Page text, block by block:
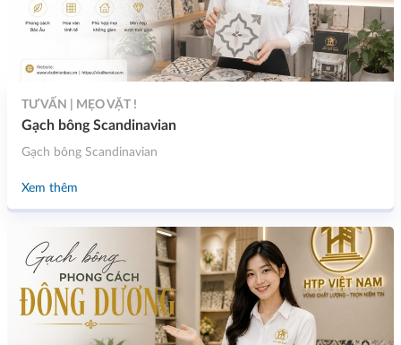
TƯ VẤN | MẸO VẶT !
Gạch bông Scandinavian
Gạch bông Scandinavian
Xem thêm